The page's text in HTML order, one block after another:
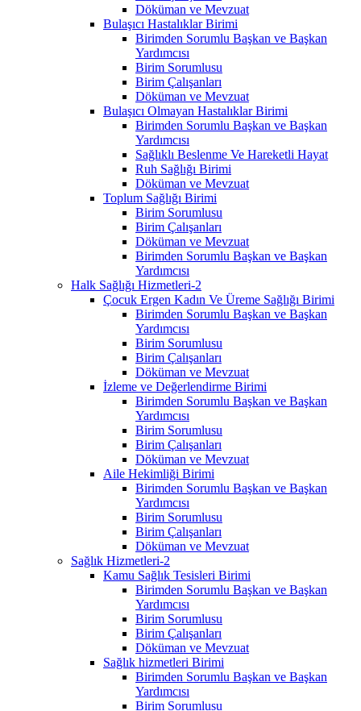
Döküman ve Mevzuat
Bulaşıcı Hastalıklar Birimi
Birimden Sorumlu Başkan ve Başkan
Yardımcısı
Birim Sorumlusu
Birim Çalışanları
Döküman ve Mevzuat
Bulaşıcı Olmayan Hastalıklar Birimi
Birimden Sorumlu Başkan ve Başkan
Yardımcısı
Sağlıklı Beslenme Ve Hareketli Hayat
Ruh Sağlığı Birimi
Döküman ve Mevzuat
Toplum Sağlığı Birimi
Birim Sorumlusu
Birim Çalışanları
Döküman ve Mevzuat
Birimden Sorumlu Başkan ve Başkan
Yardımcısı
Halk Sağlığı Hizmetleri-2
Çocuk Ergen Kadın Ve Üreme Sağlığı Birimi
Birimden Sorumlu Başkan ve Başkan
Yardımcısı
Birim Sorumlusu
Birim Çalışanları
Döküman ve Mevzuat
İzleme ve Değerlendirme Birimi
Birimden Sorumlu Başkan ve Başkan
Yardımcısı
Birim Sorumlusu
Birim Çalışanları
Döküman ve Mevzuat
Aile Hekimliği Birimi
Birimden Sorumlu Başkan ve Başkan
Yardımcısı
Birim Sorumlusu
Birim Çalışanları
Döküman ve Mevzuat
Sağlık Hizmetleri-2
Kamu Sağlık Tesisleri Birimi
Birimden Sorumlu Başkan ve Başkan
Yardımcısı
Birim Sorumlusu
Birim Çalışanları
Döküman ve Mevzuat
Sağlık hizmetleri Birimi
Birimden Sorumlu Başkan ve Başkan
Yardımcısı
Birim Sorumlusu